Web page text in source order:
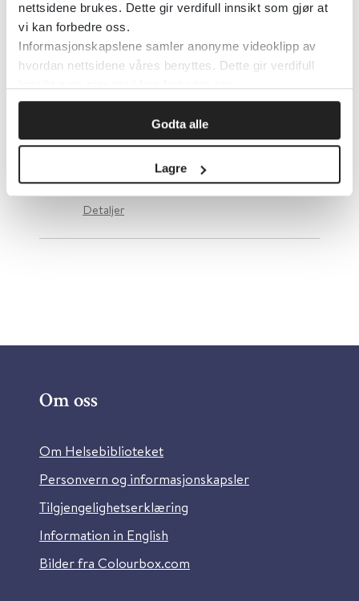
nettsidene brukes. Dette gir verdifull innsikt som gjør at
vi kan forbedre oss.
Informasjonskapslene samler anonyme videoklipp av
hvordan nettsidene våres benyttes. Dette gir verdifull
Godta alle
Lagre
Detaljer
Søvnsykdommer - NevroNEL
Detaljer
Om oss
Om Helsebiblioteket
Personvern og informasjonskapsler
Tilgjengelighetserklæring
Information in English
Bilder fra Colourbox.com